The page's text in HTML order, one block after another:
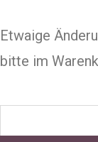
Etwaige
bitte im